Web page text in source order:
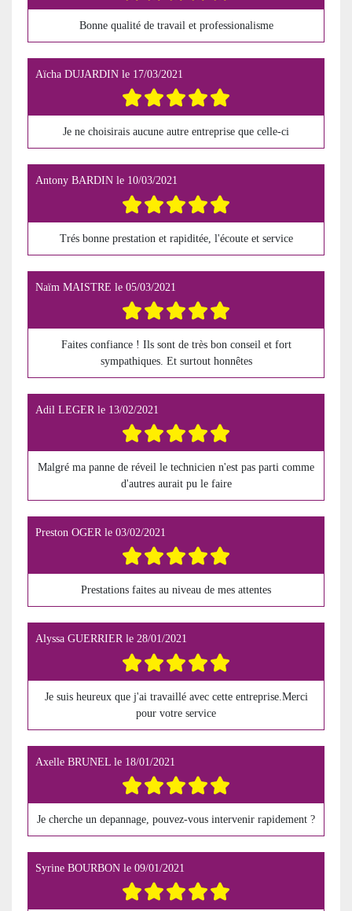
Bonne qualité de travail et professionalisme
Aïcha DUJARDIN le 17/03/2021
Je ne choisirais aucune autre entreprise que celle-ci
Antony BARDIN le 10/03/2021
Trés bonne prestation et rapiditée, l'écoute et service
Naïm MAISTRE le 05/03/2021
Faites confiance ! Ils sont de très bon conseil et fort
sympathiques. Et surtout honnêtes
Adil LEGER le 13/02/2021
Malgré ma panne de réveil le technicien n'est pas parti comme
d'autres aurait pu le faire
Preston OGERle 03/02/2021
Prestations faites au niveau de mes attentes
Alyssa GUERRIERle 28/01/2021
Je suis heureux que j'ai travaillé avec cette entreprise.Merci
pour votre service
Axelle BRUNEL le 18/01/2021
Je cherche un depannage, pouvez-vous intervenir rapidement ?
Syrine BOURBON le 09/01/2021